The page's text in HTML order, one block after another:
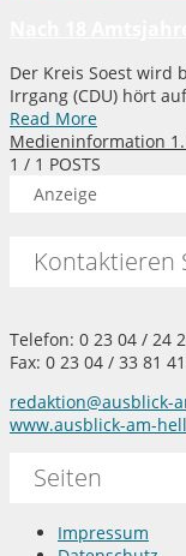
Der Kreis Soest wird
Irrgang (CDU) hört
Read More
Medieninformation
1 / 1 POSTS
Anzeige
Kontaktieren
Telefon: 0 23 04 / 24
Fax: 0 23 04 / 33 81
redaktion@ausblick-
www.ausblick-am-
Seiten
Impressum